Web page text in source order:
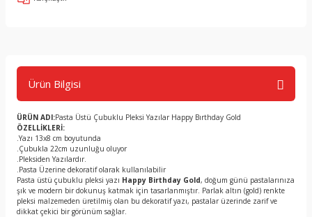
Ürün Bilgisi
ÜRÜN ADI:Pasta Üstü Çubuklu Pleksi Yazılar Happy Bırthday Gold
ÖZELLİKLERİ:
.Yazı 13x8 cm boyutunda
.Çubukla 22cm uzunluğu oluyor
.Pleksiden Yazılardır.
.Pasta Üzerine dekoratif olarak kullanılabilir
Pasta üstü çubuklu pleksi yazı Happy Birthday Gold, doğum günü pastalarınıza
şık ve modern bir dokunuş katmak için tasarlanmıştır. Parlak altın (gold) renkte
pleksi malzemeden üretilmiş olan bu dekoratif yazı, pastalar üzerinde zarif ve
dikkat çekici bir görünüm sağlar.